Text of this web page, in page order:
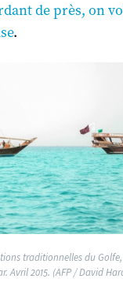
de près, on
.
traditionnelles du
Avril 2015. (AFP / David